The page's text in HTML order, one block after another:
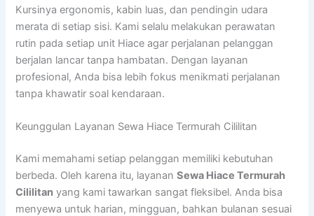
Kursinya ergonomis, kabin luas, dan pendingin udara
merata di setiap sisi. Kami selalu melakukan perawatan
rutin pada setiap unit Hiace agar perjalanan pelanggan
berjalan lancar tanpa hambatan. Dengan layanan
profesional, Anda bisa lebih fokus menikmati perjalanan
tanpa khawatir soal kendaraan.
Keunggulan Layanan Sewa Hiace Termurah Cililitan
Kami memahami setiap pelanggan memiliki kebutuhan
berbeda. Oleh karena itu, layananSewa Hiace Termurah
Cililitan yang kami tawarkan sangat fleksibel. Anda bisa
menyewa untuk harian, mingguan, bahkan bulanan sesuai